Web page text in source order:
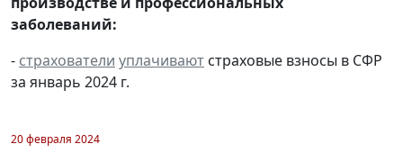
заболеваний:
- страхователи уплачивают страховые взносы в СФР
за январь 2024 г.
20 февраля 2024